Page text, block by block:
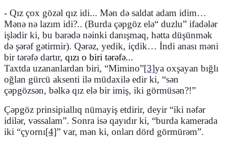
- Qız çox gözəl qız idi... Mən də saldat adam idim…
Mənə nə lazım idi?.. (Burda çəpgöz elə“ duzlu” ifadələr
işlədir ki, bu barədə nəinki danışmaq, hətta düşünmək
də şərəf gətirmir). Qərəz, yedik, içdik… İndi anası məni
bir tərəfə dartır, qızı o biri tərəfə...
Taxtda uzananlardan biri, “Mimino”[3]ya oxşayan bığlı
oğlan gürcü aksenti ilə müdaxilə edir ki, “sən
çəpgözsən, bəlkə qız elə bir imiş, iki görmüsən?!”
Çəpgöz prinsipiallıq nümayiş etdirir, deyir “iki nəfər
idilər, vəssalam”. Sonra isə qayıdır ki, “burda kamerada
iki “çyornı[4]” var, mən ki, onları dörd görmürəm”.